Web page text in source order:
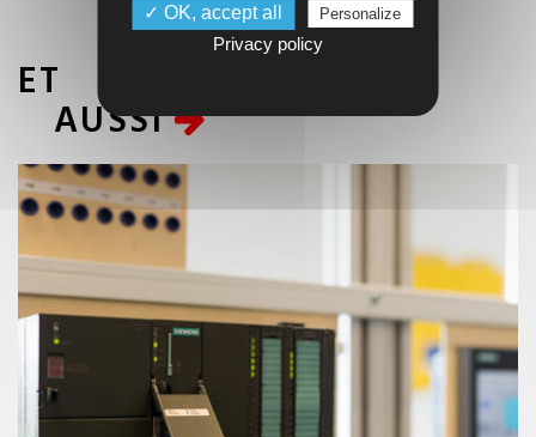
ET
AUSSI
✓ OK, accept all Personalize
Privacy policy